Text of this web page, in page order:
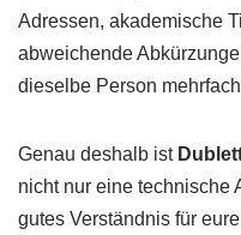
Adressen, akademische
abweichende
dieselbe Person
Genau deshalb ist
nicht nur eine technische
gutes Verständnis für